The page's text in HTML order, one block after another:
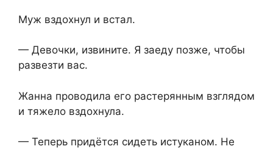
Муж вздохнул и встал.
— Девочки, извините. Я заеду позже, чтобы
развезти вас.
Жанна проводила его растерянным взглядом
и тяжело вздохнула.
— Теперь придётся сидеть истуканом. Не